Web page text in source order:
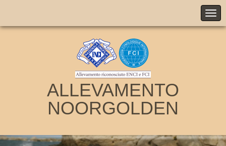
ALLEVAMENTO
NOORGOLDEN